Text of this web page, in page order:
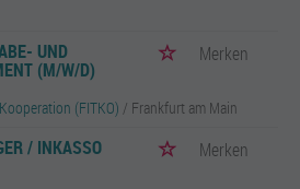
UND
(M/W/D)
Merken
(FITKO) / Frankfurt am Main
/ INKASSO Merken